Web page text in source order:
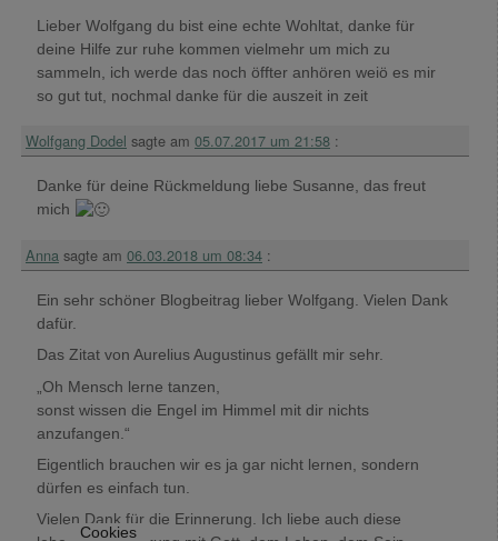
Lieber Wolfgang du bist eine echte Wohltat, danke für
deine Hilfe zur ruhe kommen vielmehr um mich zu
sammeln, ich werde das noch öffter anhören weiö es mir
so gut tut, nochmal danke für die auszeit in zeit
Wolfgang Dodel sagte am 05.07.2017 um 21:58 :
Danke für deine Rückmeldung liebe Susanne, das freut
mich
Anna sagte am 06.03.2018 um 08:34 :
Ein sehr schöner Blogbeitrag lieber Wolfgang. Vielen Dank
dafür.
Das Zitat von Aurelius Augustinus gefällt mir sehr.
„Oh Mensch lerne tanzen,
sonst wissen die Engel im Himmel mit dir nichts
anzufangen.“
Eigentlich brauchen wir es ja gar nicht lernen, sondern
dürfen es einfach tun.
Vielen Dank für die Erinnerung. Ich liebe auch diese
Cookies